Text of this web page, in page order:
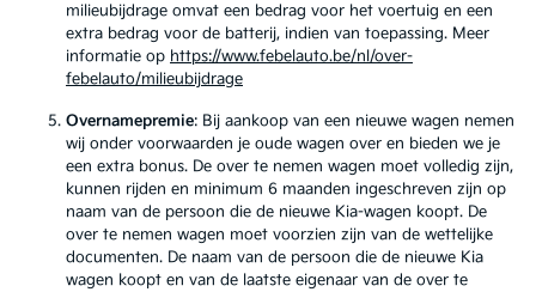
milieubijdrage omvat een bedrag voor het voertuig en een
extra bedrag voor de batterij, indien van toepassing. Meer
informatie op https://www.febelauto.be/nl/over-
febelauto/milieubijdrage
Overnamepremie: Bij aankoop van een nieuwe wagen nemen
wij onder voorwaarden je oude wagen over en bieden we je
een extra bonus. De over te nemen wagen moet volledig zijn,
kunnen rijden en minimum 6 maanden ingeschreven zijn op
naam van de persoon die de nieuwe Kia-wagen koopt. De
over te nemen wagen moet voorzien zijn van de wettelijke
documenten. De naam van de persoon die de nieuwe Kia
wagen koopt en van de laatste eigenaar van de over te